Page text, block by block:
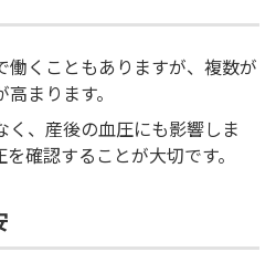
働くこともありますが、複数が
まります。
く、産後の血圧にも影響しま
確認することが大切です。